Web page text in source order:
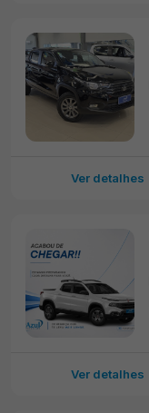
Ver detalhes
Ver detalhes